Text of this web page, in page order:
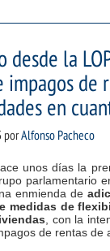
la
impagos
en
porAlfonso Pacheco
unos días la
parlamentario
enmienda de
medidas de
, con la
de rentas de